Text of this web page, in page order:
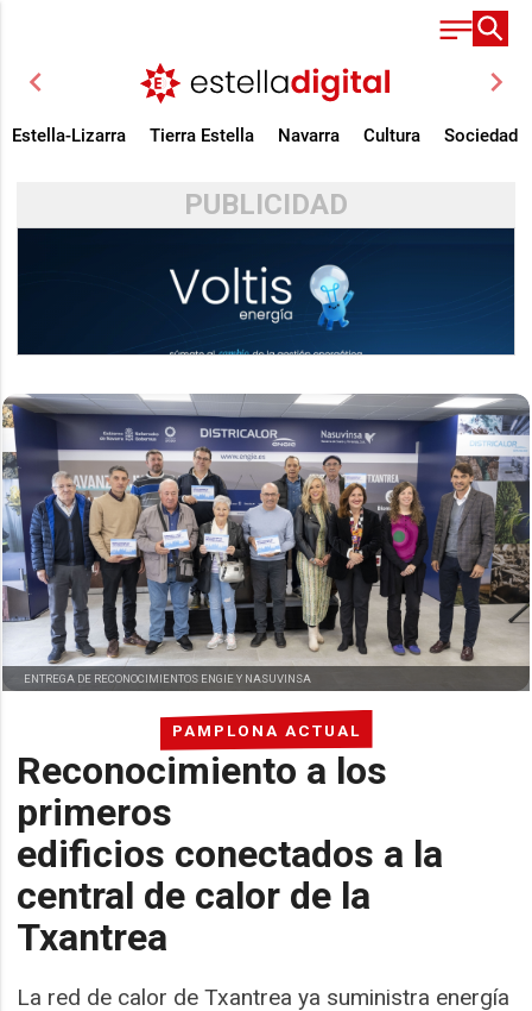
chevron_left chevron_right
Estella-Lizarra Tierra Estella Navarra Cultura Sociedad
PUBLICIDAD
PAMPLONA ACTUAL
Reconocimiento a los
primeros
edificios conectados a la
central de calor de la
Txantrea
La red de calor de Txantrea ya suministra energía
ENTREGA DE RECONOCIMIENTOS ENGIE Y NASUVINSA